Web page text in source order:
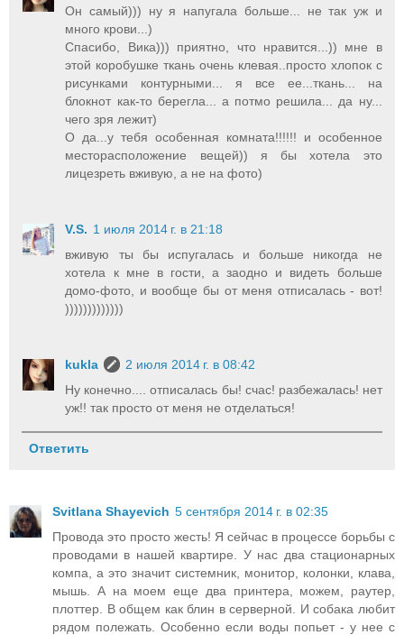
Он самый))) ну я напугала больше... не так уж и
много крови...)
Спасибо, Вика))) приятно, что нравится...)) мне в
этой коробушке ткань очень клевая..просто хлопок с
рисунками контурными... я все ее...ткань... на
блокнот как-то берегла... а потмо решила... да ну...
чего зря лежит)
О да...у тебя особенная комната!!!!!! и особенное
месторасположение вещей)) я бы хотела это
лицезреть вживую, а не на фото)
V.S. 1 июля 2014 г. в 21:18
вживую ты бы испугалась и больше никогда не
хотела к мне в гости, а заодно и видеть больше
домо-фото, и вообще бы от меня отписалась - вот!
)))))))))))))
kukla
2 июля 2014 г. в 08:42
Ну конечно.... отписалась бы! счас! разбежалась! нет
уж!! так просто от меня не отделаться!
Ответить
Svitlana Shayevich 5 сентября 2014 г. в 02:35
Провода это просто жесть! Я сейчас в процессе борьбы с
проводами в нашей квартире. У нас два стационарных
компа, а это значит системник, монитор, колонки, клава,
мышь. А на моем еще два принтера, можем, раутер,
плоттер. В общем как блин в серверной. И собака любит
рядом полежать. Особенно если воды попьет - у нее с